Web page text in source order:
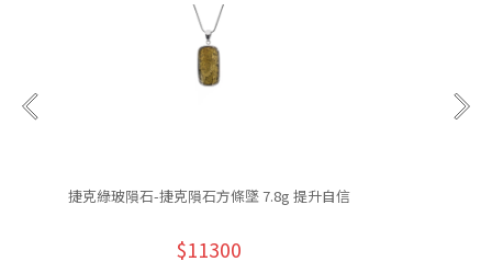
捷克綠玻隕石-捷克隕石方條墜 7.8g 提升自信
$11300